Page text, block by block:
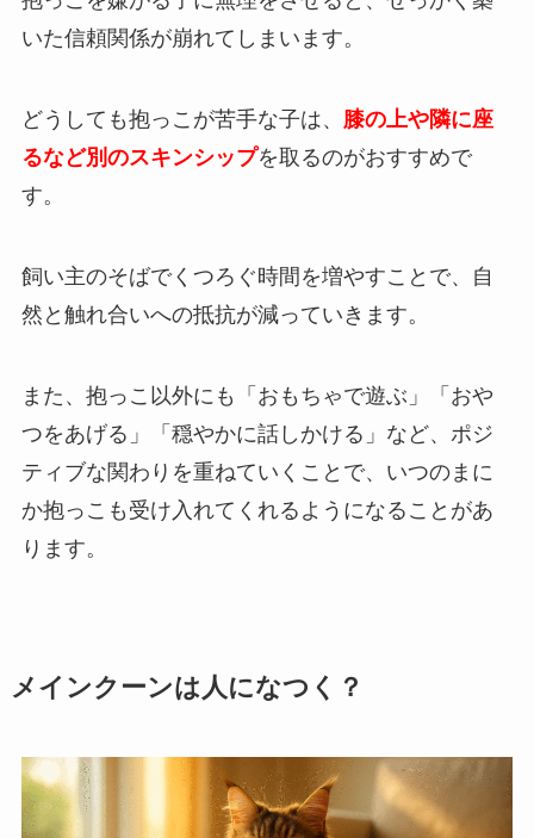
いた信頼関係が崩れてしまいます。
どうしても抱っこが苦手な子は、 膝の上や隣に座
るなど別のスキンシップを取るのがおすすめで
す。
飼い主のそばでくつろぐ時間を増やすことで、自
然と触れ合いへの抵抗が減っていきます。
また、抱っこ以外にも「おもちゃで遊ぶ」「おや
つをあげる」「穏やかに話しかける」など、ポジ
ティブな関わりを重ねていくことで、いつのまに
か抱っこも受け入れてくれるようになることがあ
ります。
メインクーンは人になつく？